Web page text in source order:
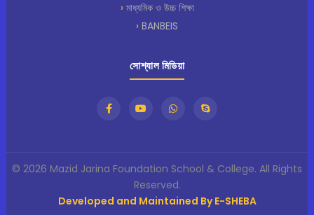
মাধ্যমিক ও উচ্চ শিক্ষা
BANBEIS
সোশ্যাল মিডিয়া
© 2026 Mazid Jarina Foundation School & College. All Rights
Reserved.
Developed and Maintained By E-SHEBA